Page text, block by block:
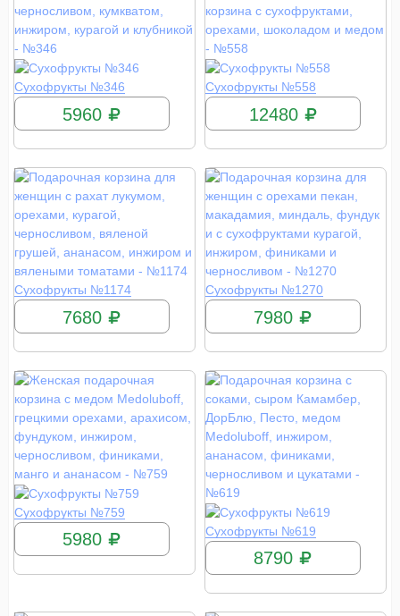
Сухофрукты №346
КУПИТЬ
5960
Сухофрукты №558
КУПИТЬ
12480
Сухофрукты №1174
КУПИТЬ
7680
Сухофрукты №1270
КУПИТЬ
7980
Сухофрукты №759
КУПИТЬ
5980
Сухофрукты №619
КУПИТЬ
8790